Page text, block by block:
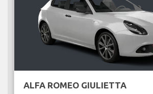
ALFA ROMEO GIULIETTA